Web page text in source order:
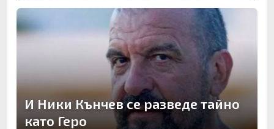
И Ники Кънчев се разведе тайно
като Геро